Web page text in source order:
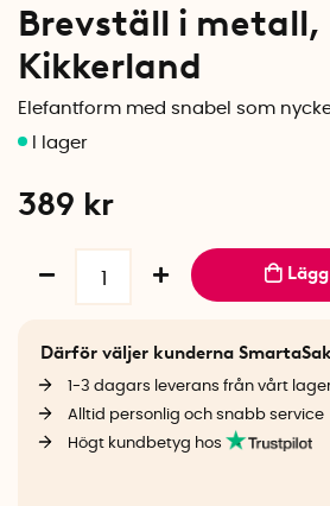
Brevställ i
Kikkerland
Elefantform med snabel som
389 kr
Därför väljer kunderna
1-3 dagars leverans från vårt
Alltid personlig och snabb service
Högt kundbetyg hos